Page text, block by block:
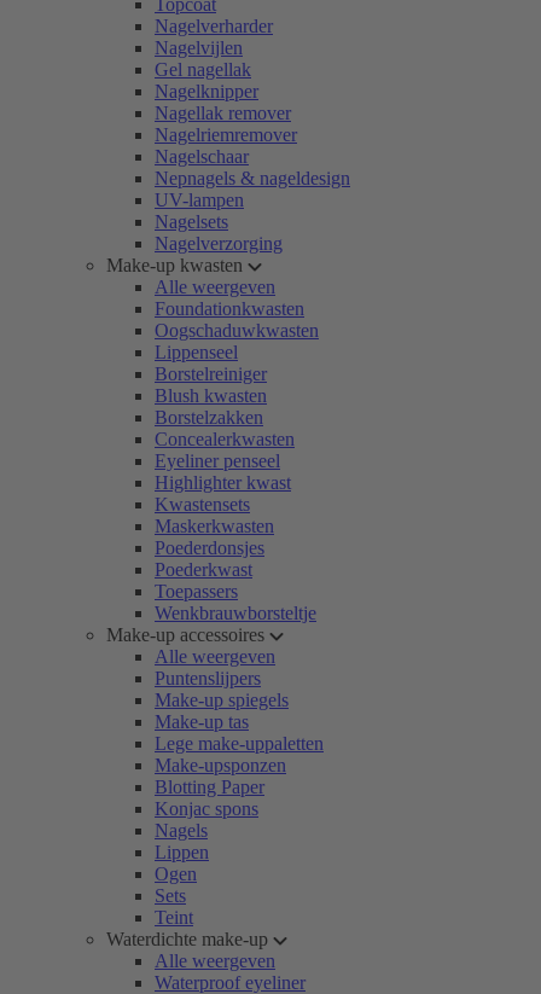
Topcoat
Nagelverharder
Nagelvijlen
Gel nagellak
Nagelknipper
Nagellak remover
Nagelriemremover
Nagelschaar
Nepnagels & nageldesign
UV-lampen
Nagelsets
Nagelverzorging
Make-up kwasten
Alle weergeven
Foundationkwasten
Oogschaduwkwasten
Lippenseel
Borstelreiniger
Blush kwasten
Borstelzakken
Concealerkwasten
Eyeliner penseel
Highlighter kwast
Kwastensets
Maskerkwasten
Poederdonsjes
Poederkwast
Toepassers
Wenkbrauwborsteltje
Make-up accessoires
Alle weergeven
Puntenslijpers
Make-up spiegels
Make-up tas
Lege make-uppaletten
Make-upsponzen
Blotting Paper
Konjac spons
Nagels
Lippen
Ogen
Sets
Teint
Waterdichte make-up
Alle weergeven
Waterproof eyeliner